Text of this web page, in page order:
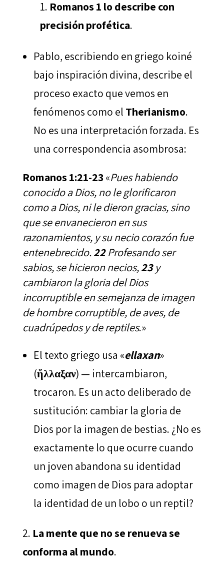
Romanos 1 lo describe con
precisión profética.
Pablo, escribiendo en griego koiné
bajo inspiración divina, describe el
proceso exacto que vemos en
fenómenos como el Therianismo.
No es una interpretación forzada. Es
una correspondencia asombrosa:
Romanos 1:21-23 «Pues habiendo
conocido a Dios, no le glorificaron
como a Dios, ni le dieron gracias, sino
quese envanecieron en sus
razonamientos, y su necio corazón fue
entenebrecido.22Profesando ser
sabios, se hicieron necios,23y
cambiaron la gloria del Dios
incorruptible en semejanza de imagen
de hombre corruptible, de aves, de
cuadrúpedos y de reptiles.»
El texto griego usa «ellaxan»
(ἤλλαξαν) — intercambiaron,
trocaron. Es un acto deliberado de
sustitución: cambiar la gloria de
Dios por la imagen de bestias. ¿No es
exactamente lo que ocurre cuando
un joven abandona su identidad
como imagen de Dios para adoptar
la identidad de un lobo o un reptil?
La mente que no se renueva se
conforma al mundo.